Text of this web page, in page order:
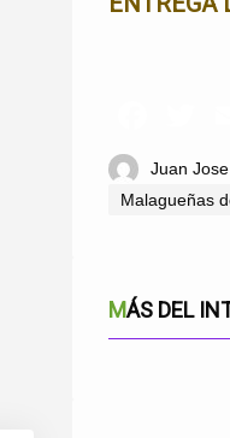
Juan
Malagueñas
MÁS DEL